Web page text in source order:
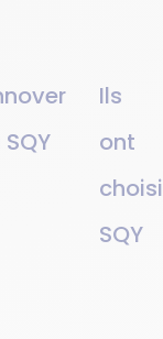
Ils
ont
choisi
SQY